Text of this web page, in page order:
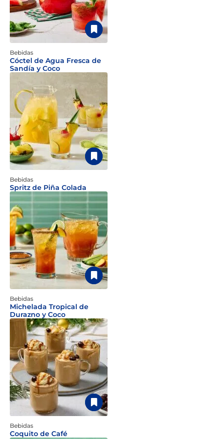
Bebidas
Cóctel de Agua Fresca de
Sandía y Coco
Bebidas
Spritz de Piña Colada
Bebidas
Michelada Tropical de
Durazno y Coco
Bebidas
Coquito de Café